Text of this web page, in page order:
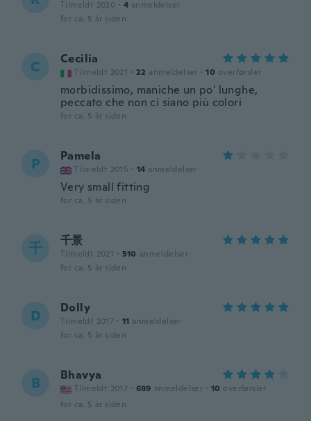
Tilmeldt 2020 · 4 anmeldelser
for ca. 5 år siden
C Cecilia
Tilmeldt 2021 · 22 anmeldelser · 10 overførsler
morbidissimo, maniche un po' lunghe,
peccato che non ci siano più colori
for ca. 5 år siden
P Pamela
Tilmeldt 2015 · 14 anmeldelser
Very small fitting
for ca. 5 år siden
千 千景
Tilmeldt 2021 · 510 anmeldelser
for ca. 5 år siden
D Dolly
Tilmeldt 2017 · 11 anmeldelser
for ca. 5 år siden
B Bhavya
Tilmeldt 2017 · 689 anmeldelser · 10 overførsler
for ca. 5 år siden